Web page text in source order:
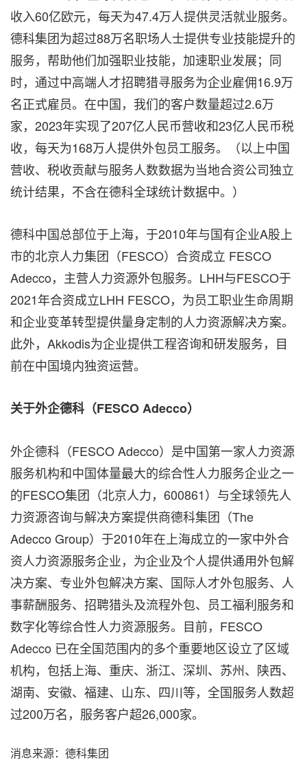
收入60亿欧元，每天为47.4万人提供灵活就业服务。
德科集团为超过88万名职场人士提供专业技能提升的
服务，帮助他们加强职业技能，加速职业发展；同
时，通过中高端人才招聘猎寻服务为企业雇佣16.9万
名正式雇员。在中国，我们的客户数量超过2.6万
家，2023年实现了207亿人民币营收和23亿人民币税
收，每天为168万人提供外包员工服务。（以上中国
营收、税收贡献与服务人数数据为当地合资公司独立
统计结果，不含在德科全球统计数据中。）
德科中国总部位于上海，于2010年与国有企业A股上
市的北京人力集团（FESCO）合资成立 FESCO
Adecco，主营人力资源外包服务。LHH与FESCO于
2021年合资成立LHH FESCO，为员工职业生命周期
和企业变革转型提供量身定制的人力资源解决方案。
此外，Akkodis为企业提供工程咨询和研发服务，目
前在中国境内独资运营。
关于外企德科（FESCO Adecco）
外企德科（FESCO Adecco）是中国第一家人力资源
服务机构和中国体量最大的综合性人力服务企业之一
的FESCO集团（北京人力，600861）与全球领先人
力资源咨询与解决方案提供商德科集团（The
Adecco Group）于2010年在上海成立的一家中外合
资人力资源服务企业，为企业及个人提供通用外包解
决方案、专业外包解决方案、国际人才外包服务、人
事薪酬服务、招聘猎头及流程外包、员工福利服务和
数字化等综合性人力资源服务。目前，FESCO
Adecco 已在全国范围内的多个重要地区设立了区域
机构，包括上海、重庆、浙江、深圳、苏州、陕西、
湖南、安徽、福建、山东、四川等，全国服务人数超
过200万名，服务客户超26,000家。
消息来源：德科集团